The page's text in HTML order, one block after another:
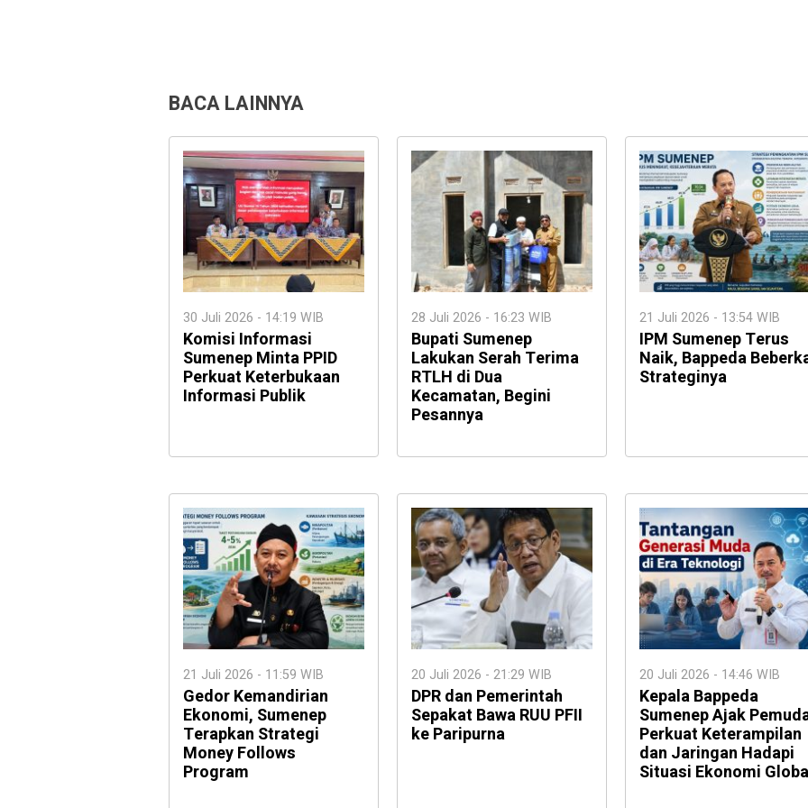
BACA LAINNYA
30 Juli 2026 - 14:19 WIB
Komisi Informasi
Sumenep Minta PPID
Perkuat Keterbukaan
Informasi Publik
28 Juli 2026 - 16:23 WIB
Bupati Sumenep
Lakukan Serah Terima
RTLH di Dua
Kecamatan, Begini
Pesannya
21 Juli 2026 - 13:54 WIB
IPM Sumenep Terus
Naik, Bappeda
Strateginya
21 Juli 2026 - 11:59 WIB
Gedor Kemandirian
Ekonomi, Sumenep
Terapkan Strategi
Money Follows
Program
20 Juli 2026 - 21:29 WIB
DPR dan Pemerintah
Sepakat Bawa RUU PFII
ke Paripurna
20 Juli 2026 - 14:46 WIB
Kepala Bappeda
Sumenep Ajak
Perkuat Keterampilan
dan Jaringan Hadapi
Situasi Ekonomi